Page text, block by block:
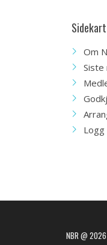
Sidekart
Om
Logg
NBR @ 2026